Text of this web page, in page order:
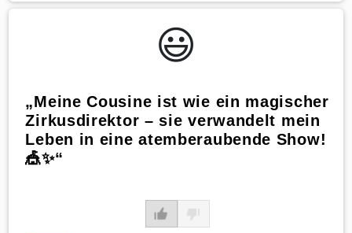
😃️
„Meine Cousine ist wie ein magischer
Zirkusdirektor – sie verwandelt mein
Leben in eine atemberaubende Show!
🎪✨“